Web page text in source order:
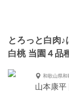
とろっと白肉
白桃 当園４品
和歌山県和
山本康平